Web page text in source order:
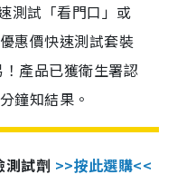
測試「看門口」或
惠價快速測試套裝
產品已獲衛生署認
鐘知結果。
測試劑 >>按此選購<<